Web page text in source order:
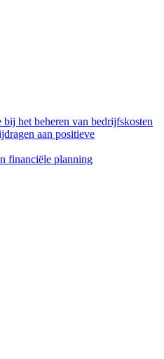
het beheren van bedrijfskosten
aan positieve
financiële planning